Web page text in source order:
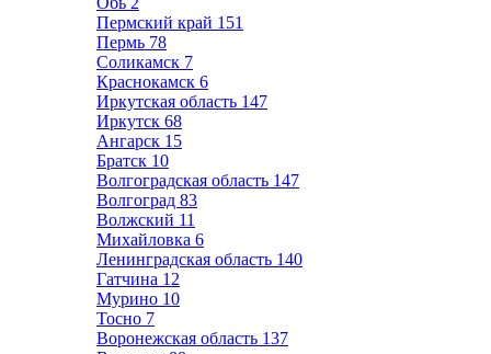
Пермский край 151
Пермь 78
Соликамск 7
Краснокамск 6
Иркутская область 147
Иркутск 68
Ангарск 15
Братск 10
Волгоградская область 147
Волгоград 83
Волжский 11
Михайловка 6
Ленинградская область 140
Гатчина 12
Мурино 10
Тосно 7
Воронежская область 137